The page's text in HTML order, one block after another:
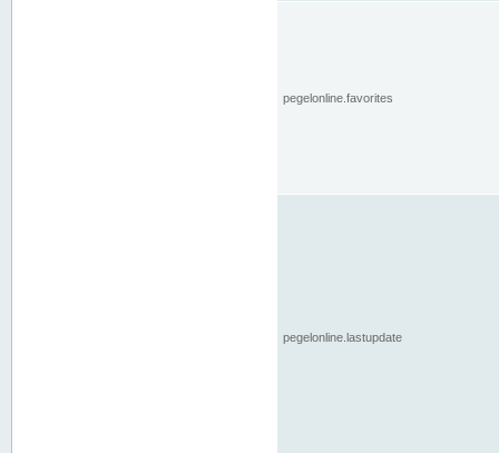
pegelonline.favorites
pegelonline.lastupdate